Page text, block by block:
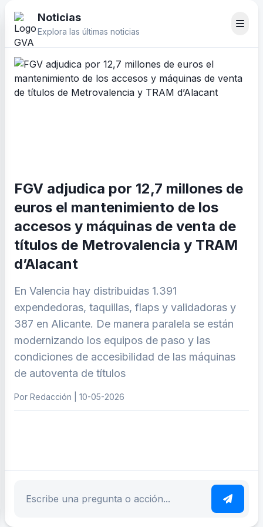
Noticias
Explora las últimas noticias
FGV adjudica por 12,7 millones de
euros el mantenimiento de los
accesos y máquinas de venta de
títulos de Metrovalencia y TRAM
d’Alacant
En Valencia hay distribuidas 1.391
expendedoras, taquillas, flaps y validadoras y
387 en Alicante. De manera paralela se están
modernizando los equipos de paso y las
condiciones de accesibilidad de las máquinas
de autoventa de títulos
Por Redacción | 10-05-2026
Escribe tu pregunta